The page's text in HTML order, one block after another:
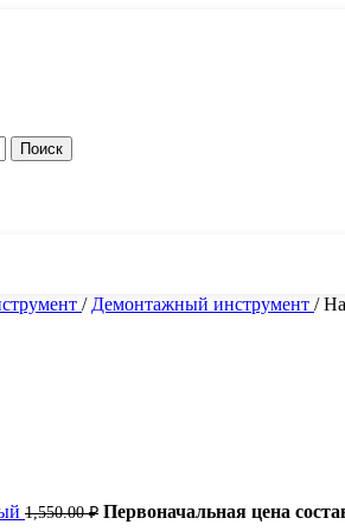
Поиск
питания
/ Демонтажный инструмент /
1,550.00₽ Первоначальная цена